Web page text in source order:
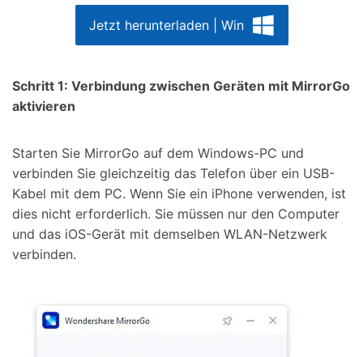
Jetzt herunterladen | Win
Schritt 1: Verbindung zwischen Geräten mit MirrorGo
aktivieren
Starten Sie MirrorGo auf dem Windows-PC und
verbinden Sie gleichzeitig das Telefon über ein USB-
Kabel mit dem PC. Wenn Sie ein iPhone verwenden, ist
dies nicht erforderlich. Sie müssen nur den Computer
und das iOS-Gerät mit demselben WLAN-Netzwerk
verbinden.